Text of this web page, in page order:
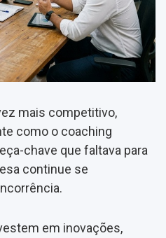
mais competitivo,
como o coaching
chave que faltava para
continue se
em inovações,